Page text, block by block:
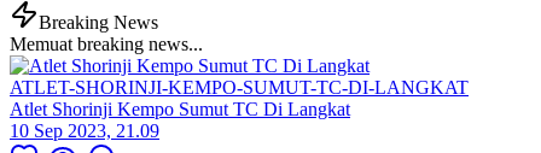
Breaking News
Memuat breaking news...
ATLET-SHORINJI-KEMPO-SUMUT-TC-DI-LANGKAT
Atlet Shorinji Kempo Sumut TC Di Langkat
10 Sep 2023, 21.09